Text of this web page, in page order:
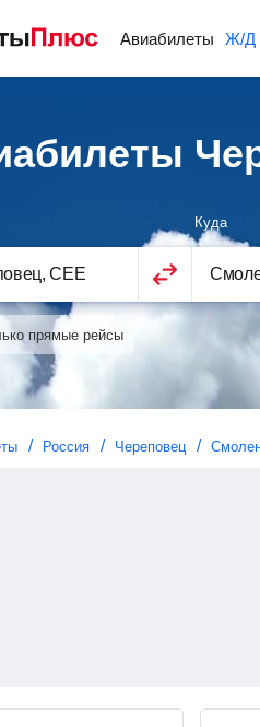
Авиабилеты Ж/Д
Куда
прямые рейсы
Россия Череповец